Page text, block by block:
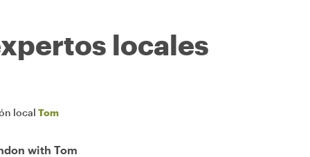
locales
local Tom
with Tom